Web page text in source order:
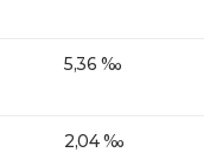
5,36 ‰
2,04 ‰